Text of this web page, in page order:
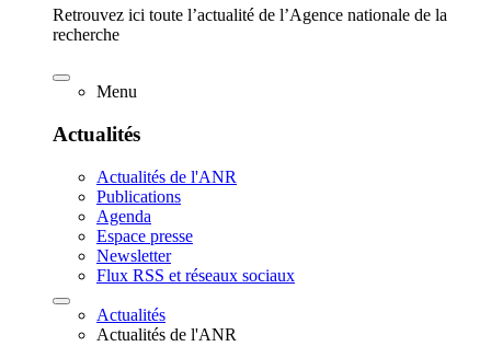
Retrouvez ici toute l’actualité de l’Agence nationale de la
recherche
Menu
Actualités
Actualités de l'ANR
Publications
Agenda
Espace presse
Newsletter
Flux RSS et réseaux sociaux
Actualités
Actualités de l'ANR